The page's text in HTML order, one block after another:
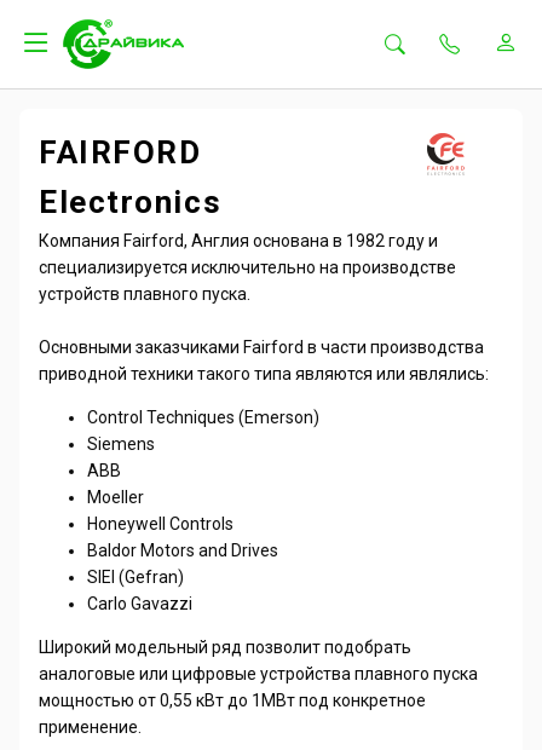
FAIRFORD
Electronics
Компания Fairford, Англия основана в 1982 году и
специализируется исключительно на производстве
устройств плавного пуска.
Основными заказчиками Fairford в части производства
приводной техники такого типа являются или являлись:
Control Techniques (Emerson)
Siemens
ABB
Moeller
Honeywell Controls
Baldor Motors and Drives
SIEI (Gefran)
Carlo Gavazzi
Широкий модельный ряд позволит подобрать
аналоговые или цифровые устройства плавного пуска
мощностью от 0,55 кВт до 1МВт под конкретное
применение.